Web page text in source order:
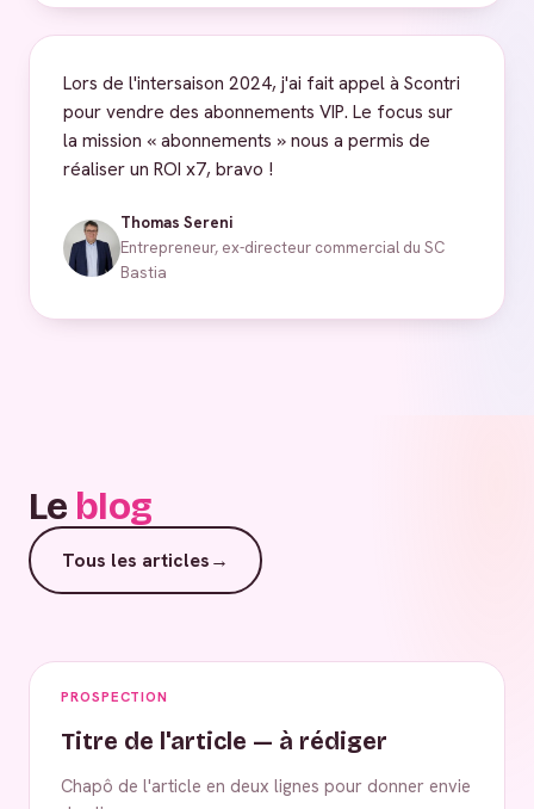
Lors de l'intersaison 2024, j'ai fait appel à Scontri
pour vendre des abonnements VIP. Le focus sur
la mission « abonnements » nous a permis de
réaliser un ROI x7, bravo !
Thomas Sereni
Entrepreneur, ex-directeur commercial du SC
Bastia
Le blog
Tous les articles→
PROSPECTION
Titre de l'article — à rédiger
Chapô de l'article en deux lignes pour donner envie